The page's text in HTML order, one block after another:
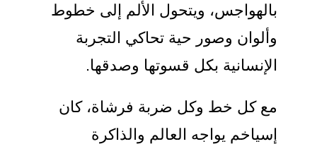
بالهواجس، ويتحول الألم إلى خطوط
وألوان وصور حية تحاكي التجربة
الإنسانية بكل قسوتها وصدقها.
مع كل خط وكل ضربة فرشاة، كان
إسياخم يواجه العالم والذاكرة